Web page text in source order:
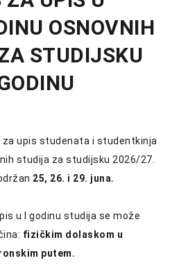
OSNOVNIH
STUDIJSKU
za upis studenata i studentkinja
studija za studijsku 2026/27.
25, 26. i 29. juna.
u I godinu studija se može
fizičkim dolaskom u
putem.